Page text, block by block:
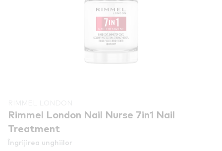
Rimmel London Nail Nurse 7in1 Nail
Treatment
Îngrijirea unghiilor